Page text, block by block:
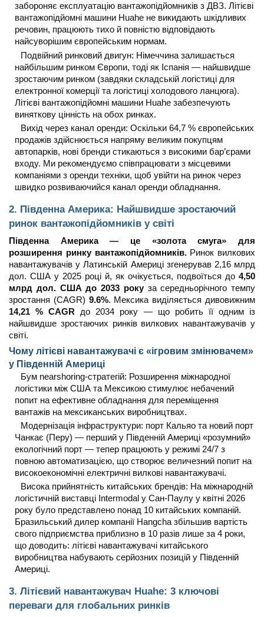
забороняє експлуатацію вантажопідйомників з ДВЗ. Літієві
вантажопідйомні машини Huahe не викидають шкідливих
речовин, працюють тихо й повністю відповідають
найсуворішим європейським нормам.
Подвійний ринковий двигун: Німеччина залишається
найбільшим ринком Європи, тоді як Іспанія — найшвидше
зростаючим ринком (завдяки складській логістиці для
електронної комерції та логістиці холодового ланцюга).
Літієві вантажопідйомні машини Huahe забезпечують
виняткову цінність на обох ринках.
Вихід через канал оренди: Оскільки 64,7 % європейських
продажів здійснюється напряму великим покупцям
автопарків, нові бренди стикаються з високими бар’єрами
входу. Ми рекомендуємо співпрацювати з місцевими
компаніями з оренди техніки, щоб увійти на ринок через
швидко розвиваючийся канал оренди обладнання.
2. Південна Америка: Найшвидше зростаючий
ринок вантажопідйомників у світі
Південна Америка — це «золота смуга» для
розширення ринку вантажопідйомників. Ринок вилкових
навантажувачів у Латинській Америці згенерував 2,16 млрд
дол. США у 2025 році й, як очікується, подвоїться до 4,50
млрд дол. США до 2033 року за середньорічного темпу
зростання (CAGR) 9.6%. Мексика виділяється дивовижним
14,21 % CAGR до 2034 року — що робить її одним із
найшвидше зростаючих ринків вилкових навантажувачів у
світі.
Чому літієві навантажувачі є «ігровим змінювачем»
у Південній Америці
Бум nearshoring-стратегій: Розширення міжнародної
логістики між США та Мексикою стимулює небачений
попит на ефективне обладнання для переміщення
вантажів на мексиканських виробництвах.
Модернізація інфраструктури: порт Кальяо та новий порт
Чанкає (Перу) — перший у Південній Америці «розумний»
екологічний порт — тепер працюють у режимі 24/7 з
повною автоматизацією, що створює величезний попит на
високоекономічні електричні вилкові навантажувачі.
Висока прийнятність китайських брендів: На міжнародній
логістичній виставці Intermodal у Сан-Паулу у квітні 2026
року було представлено понад 10 китайських компаній.
Бразильський дилер компанії Hangcha збільшив вартість
свого підприємства приблизно в 10 разів лише за 4 роки,
що доводить: літієві навантажувачі китайського
виробництва набувають серйозних позицій у Південній
Америці.
3. Літієвий навантажувач Huahe: 3 ключові
переваги для глобальних ринків